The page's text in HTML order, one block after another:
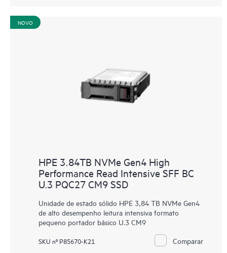
NOVO
HPE 3.84TB NVMe Gen4 High
Performance Read Intensive SFF BC
U.3 PQC27 CM9 SSD
Unidade de estado sólido HPE 3,84 TB NVMe Gen4
de alto desempenho leitura intensiva formato
pequeno portador básico U.3 CM9
SKU nº P85670-K21 Comparar